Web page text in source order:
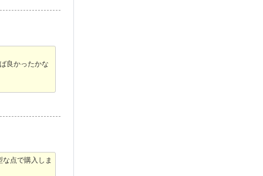
良かったかな
点で購入しま